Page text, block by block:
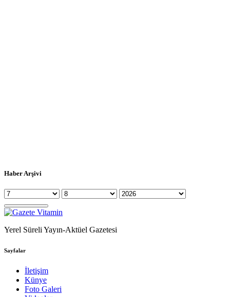
Haber Arşivi
Yerel Süreli Yayın-Aktüel Gazetesi
Sayfalar
İletişim
Künye
Foto Galeri